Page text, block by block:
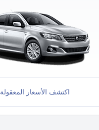
اكتشف الأسعار المعقولة